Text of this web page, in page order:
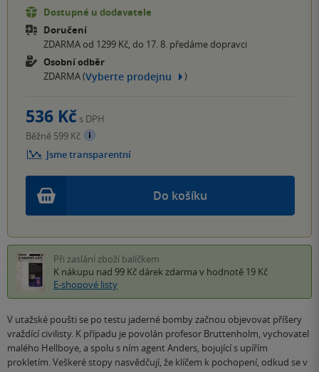
Dostupné u dodavatele
Doručení
ZDARMA od 1299 Kč, do 17. 8. předáme dopravci
Osobní odběr
ZDARMA (Vyberte prodejnu )
Do košíku
536 Kč s DPH
Běžně 599 Kč
Jsme transparentní
Při zaslání zboží balíčkem
K nákupu nad 99 Kč dárek zdarma v hodnotě 19 Kč
E-shopové listy
V utažské poušti se po testu jaderné bomby začnou objevovat příšery
vraždící civilisty. K případu je povolán profesor Bruttenholm, vychovatel
malého Hellboye, a spolu s ním agent Anders, bojující s upířím
prokletím. Veškeré stopy nasvědčují, že klíčem k pochopení, odkud se v